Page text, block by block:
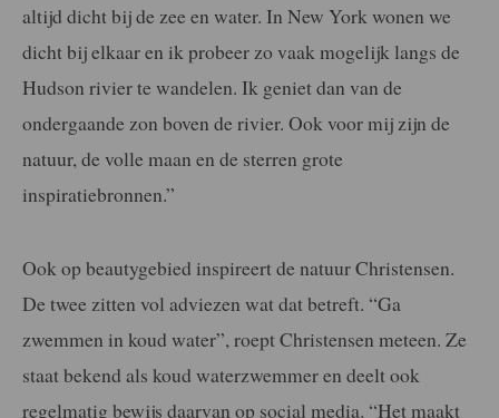
altijd dicht bij de zee en water. In New York wonen we
dicht bij elkaar en ik probeer zo vaak mogelijk langs de
Hudson rivier te wandelen. Ik geniet dan van de
ondergaande zon boven de rivier. Ook voor mij zijn de
natuur, de volle maan en de sterren grote
inspiratiebronnen.”
Ook op beautygebied inspireert de natuur Christensen.
De twee zitten vol adviezen wat dat betreft. “Ga
zwemmen in koud water”, roept Christensen meteen. Ze
staat bekend als koud waterzwemmer en deelt ook
regelmatig bewijs daarvan op social media. “Het maakt